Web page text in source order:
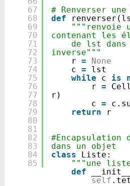
67
68
69
70
71
72
73
74
75
76
77
78
79
80
81
82
83
84
85
# Renverser
def
"""renvoie
contenant les
de lst dans
inverse"""
r =
None
c =
lst
while
c is
r =
r)
c =
return
r
#Encapsulation
dans un objet
class
Liste:
"""une
def
self